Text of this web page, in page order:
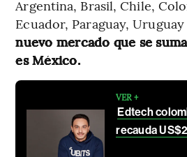
Argentina, Brasil, Chile,
Ecuador, Paraguay, Uruguay
nuevo mercado que se
es México.
VER +
Edtech
recauda